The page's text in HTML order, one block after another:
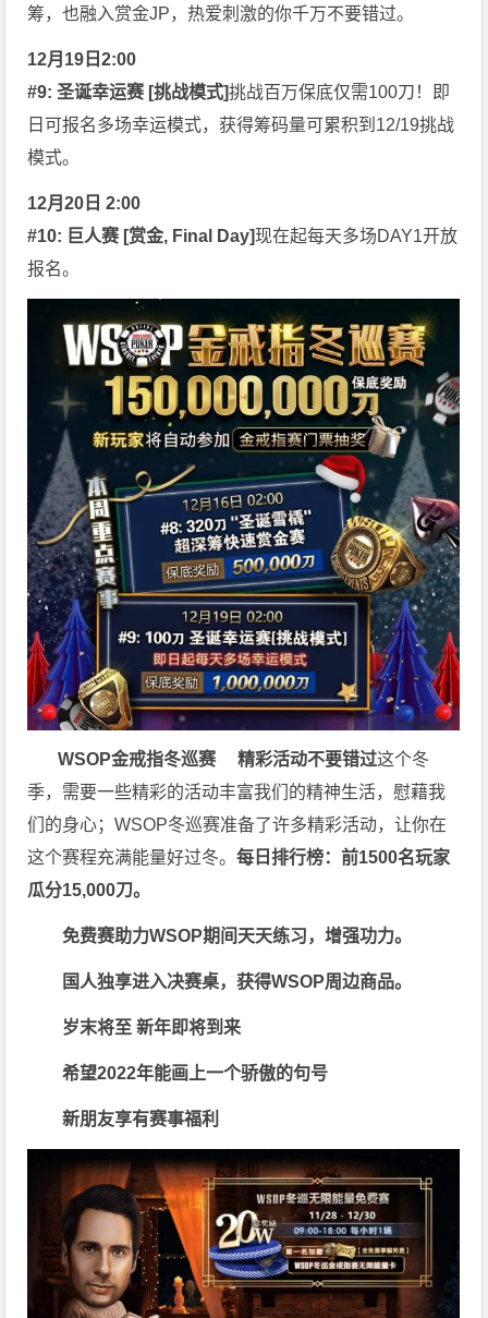
筹，也融入赏金JP，热爱刺激的你千万不要错过。
12月19日2:00
#9: 圣诞幸运赛 [挑战模式]挑战百万保底仅需100刀！即
日可报名多场幸运模式，获得筹码量可累积到12/19挑战
模式。
12月20日 2:00
#10: 巨人赛 [赏金, Final Day]现在起每天多场DAY1开放
报名。
WSOP金戒指冬巡赛精彩活动不要错过这个冬
季，需要一些精彩的活动丰富我们的精神生活，慰藉我
们的身心；WSOP冬巡赛准备了许多精彩活动，让你在
这个赛程充满能量好过冬。每日排行榜：前1500名玩家
瓜分15,000刀。
免费赛助力WSOP期间天天练习，增强功力。
国人独享进入决赛桌，获得WSOP周边商品。
岁末将至 新年即将到来
希望2022年能画上一个骄傲的句号
新朋友享有赛事福利